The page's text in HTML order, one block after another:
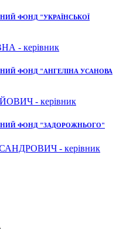
ФОНД "УКРАЇНСЬКОЇ
- керівник
ФОНД "АНГЕЛІНА УСАНОВА
- керівник
ФОНД "ЗАДОРОЖНЬОГО"
- керівник